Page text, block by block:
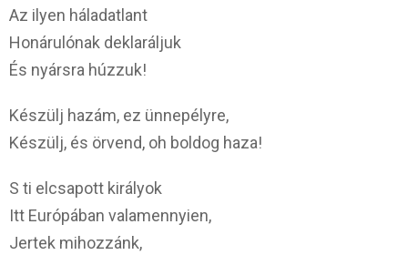
Az ilyen háladatlant
Honárulónak deklaráljuk
És nyársra húzzuk!
Készülj hazám, ez ünnepélyre,
Készülj, és örvend, oh boldog haza!
S ti elcsapott királyok
Itt Európában valamennyien,
Jertek mihozzánk,